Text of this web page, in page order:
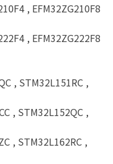
, EFM32ZG210F8
, EFM32ZG222F8
, STM32L151RC ,
, STM32L152QC ,
, STM32L162RC ,